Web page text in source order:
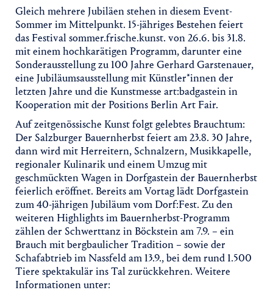
Gleich mehrere Jubiläen stehen in diesem Event-
Sommer im Mittelpunkt. 15-jähriges Bestehen feiert
das Festival sommer.frische.kunst. von 26.6. bis 31.8.
mit einem hochkarätigen Programm, darunter eine
Sonderausstellung zu 100 Jahre Gerhard Garstenauer,
eine Jubiläumsausstellung mit Künstler*innen der
letzten Jahre und die Kunstmesse art:badgastein in
Kooperation mit der Positions Berlin Art Fair.
Auf zeitgenössische Kunst folgt gelebtes Brauchtum:
Der Salzburger Bauernherbst feiert am 23.8. 30 Jahre,
dann wird mit Herreitern, Schnalzern, Musikkapelle,
regionaler Kulinarik und einem Umzug mit
geschmückten Wagen in Dorfgastein der Bauernherbst
feierlich eröffnet. Bereits am Vortag lädt Dorfgastein
zum 40-jährigen Jubiläum vom Dorf:Fest. Zu den
weiteren Highlights im Bauernherbst-Programm
zählen der Schwerttanz in Böckstein am 7.9. – ein
Brauch mit bergbaulicher Tradition – sowie der
Schafabtrieb im Nassfeld am 13.9., bei dem rund 1.500
Tiere spektakulär ins Tal zurückkehren. Weitere
Informationen unter: